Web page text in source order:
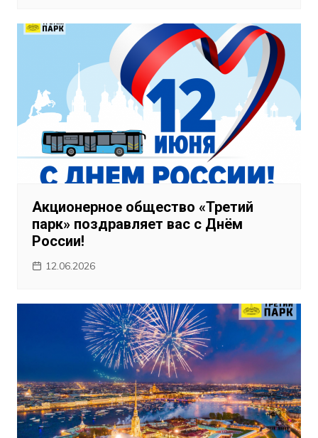
Акционерное общество «Третий
парк» поздравляет вас с Днём
России!
12.06.2026